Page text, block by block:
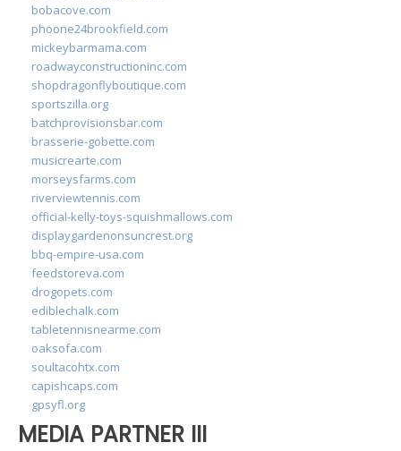
bobacove.com
phoone24brookfield.com
mickeybarmama.com
roadwayconstructioninc.com
shopdragonflyboutique.com
sportszilla.org
batchprovisionsbar.com
brasserie-gobette.com
musicrearte.com
morseysfarms.com
riverviewtennis.com
official-kelly-toys-squishmallows.com
displaygardenonsuncrest.org
bbq-empire-usa.com
feedstoreva.com
drogopets.com
ediblechalk.com
tabletennisnearme.com
oaksofa.com
soultacohtx.com
capishcaps.com
gpsyfl.org
MEDIA PARTNER III